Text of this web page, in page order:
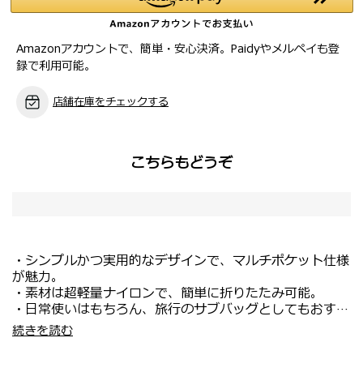
Amazonアカウントで、簡単・安心決済。Paidyやメルペイも登
録で利用可能。
店舗在庫をチェックする
こちらもどうぞ
・シンプルかつ実用的なデザインで、マルチポケット仕様
が魅力。
・素材は超軽量ナイロンで、簡単に折りたたみ可能。
・日常使いはもちろん、旅行のサブバッグとしてもおすす
め。
・シャイニーなニッケルカラーのパーツが上品さを演出。
・大きく開くメイン収納部にはファスナーポケット1つと
スロットポケット2つを装備。
続きを読む